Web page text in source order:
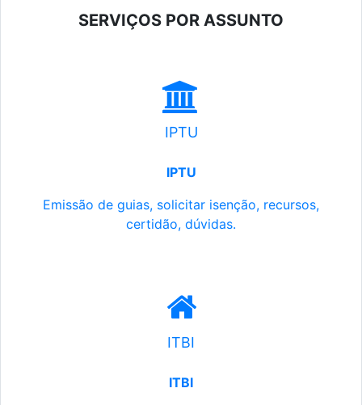
SERVIÇOS POR ASSUNTO
IPTU
IPTU
Emissão de guias, solicitar isenção, recursos,
certidão, dúvidas.
ITBI
ITBI